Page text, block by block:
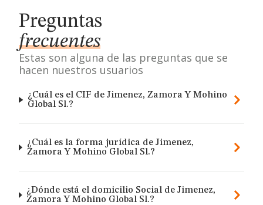
Preguntas
frecuentes
Estas son alguna de las preguntas que se
hacen nuestros usuarios
¿Cuál es el CIF de Jimenez, Zamora Y Mohino
Global Sl.?
¿Cuál es la forma jurídica de Jimenez,
Zamora Y Mohino Global Sl.?
¿Dónde está el domicilio Social de Jimenez,
Zamora Y Mohino Global Sl.?